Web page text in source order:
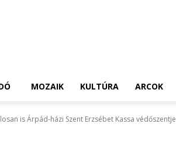
MOZAIK KULTÚRA ARCOK
is Árpád-házi Szent Erzsébet Kassa védőszentje